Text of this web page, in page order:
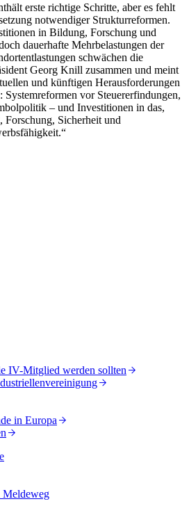
erste richtige Schritte, aber es fehlt
notwendiger Strukturreformen.
in Bildung, Forschung und
dauerhafte Mehrbelastungen der
schwächen die
Georg Knill zusammen und meint
und künftigen Herausforderungen
Systemreformen vor Steuererfindungen,
– und Investitionen in das,
Sicherheit und
IV-Mitglied werden sollten
in Europa